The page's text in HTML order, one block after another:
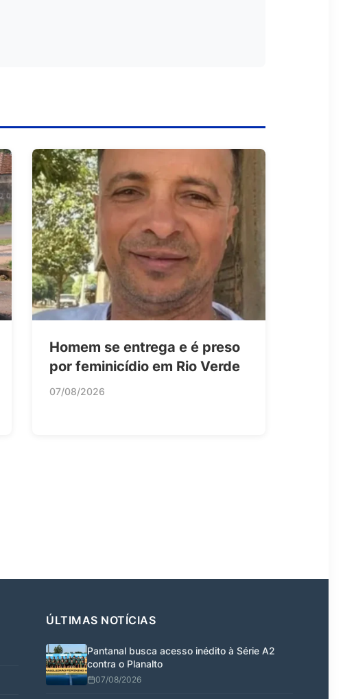
Homem se entrega e é preso
por feminicídio em Rio Verde
07/08/2026
ÚLTIMAS NOTÍCIAS
Pantanal busca acesso inédito à Série A2
contra o Planalto
07/08/2026